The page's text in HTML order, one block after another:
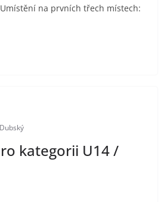
na prvních třech místech:
kategorii U14 /